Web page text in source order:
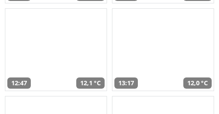
12:47 12,1 °C 13:17 12,0 °C